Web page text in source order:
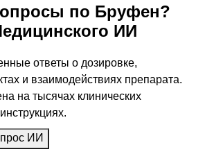
по Бруфен?
ИИ
ответы о дозировке,
и взаимодействиях препарата.
на тысячах клинических
ИИ